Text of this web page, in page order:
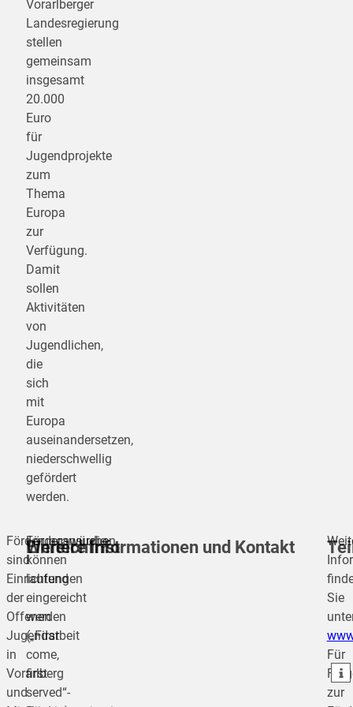
Vorarlberger
Landesregierung
stellen
gemeinsam
insgesamt
20.000
Euro
für
Jugendprojekte
zum
Thema
Europa
zur
Verfügung.
Damit
sollen
Aktivitäten
von
Jugendlichen,
die
sich
mit
Europa
auseinandersetzen,
niederschwellig
gefördert
werden.
Förderungswürdig
sind
Einrichtungen
der
Offenen
Jugendarbeit
in
Vorarlberg
und
Einreichfrist
Förderansuchen
können
laufend
eingereicht
werden
(„First
come,
first
served“-
Weitere Informationen und Kontakt
Sie
Für
zur
teilen
teilen
teilen